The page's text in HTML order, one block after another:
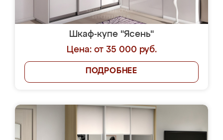
Шкаф-купе "Ясень"
Цена: от 35 000 руб.
ПОДРОБНЕЕ